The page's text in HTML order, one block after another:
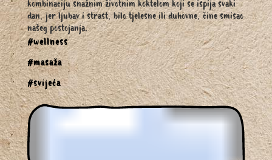
kombinaciju snažnim životnim koktelom koji se ispija svaki
dan, jer ljubav i strast, bilo tjelesne ili duhovne, čine smisao
našeg postojanja.
#wellness
#masaža
#svijeća